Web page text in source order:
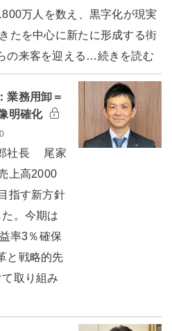
万人を数え、黒字化が現実
を中心に新たに形成する街
の来客を迎える…続きを読む
業務用卸＝
明確化
社長 尾家
上高2000
指す新方針
。今期は
率3％確保
と戦略的先
取り組み